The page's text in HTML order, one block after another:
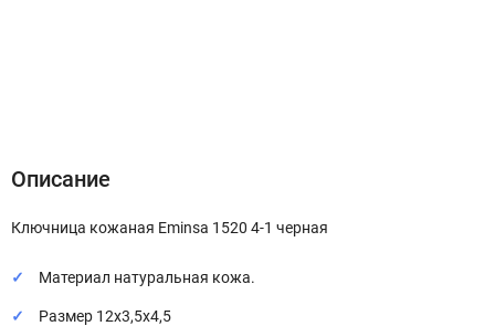
Описание
Ключница кожаная Eminsa 1520 4-1 черная
Материал натуральная кожа.
Размер 12х3,5х4,5